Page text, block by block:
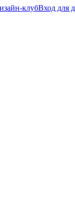
клубВход для